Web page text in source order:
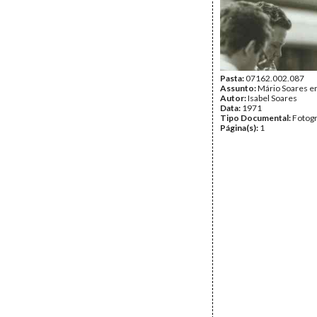
Pasta:07162.002.087
Assunto:Mário Soares
Autor:Isabel Soares
Data: 1971
Tipo Documental:
Página(s): 1